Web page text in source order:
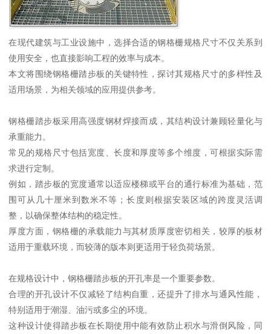
在现代建筑与工业设施中，选择合适的钢格栅规格尺寸不仅关系到
使用安全，也直接影响工程的效率与成本。
本文将围绕钢格栅踏步板的关键特性，探讨其规格尺寸的多样性及
适用场景，为相关领域的应用提供参考。
钢格栅踏步板采用高强度钢材焊接而成，其结构设计兼顾轻量化与
承重能力。
常见的规格尺寸包括宽度、长度和厚度等多个维度，可根据实际需
求进行定制。
例如，踏步板的宽度通常以适应楼梯或平台的通行标准为基础，范
围可从几十厘米到数米不等；长度则根据安装区域的跨度灵活调
整，以确保整体结构的稳定性。
厚度方面，钢格栅的承载能力与其材质厚度密切相关，较厚的板材
适用于重载环境，而较薄的版本则更适用于轻负荷场景。
在规格设计中，钢格栅踏步板的开孔率是一个重要参数。
合理的开孔设计不仅减轻了结构自重，还提升了排水与通风性能，
特别适用于潮湿、油污或多尘的环境。
这种设计使得踏步板在长期使用中能有效防止积水与滑倒风险，同